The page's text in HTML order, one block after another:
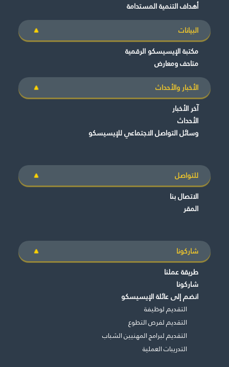
أهداف التنمية المستدامة
البيانات
مكتبة الإيسيسكو الرقمية
متاحف ومعارض
الأخبار والأحداث
آخر الأخبار
الأحداث
وسائل التواصل الاجتماعي للإيسيسكو
للتواصل
الاتصال بنا
المقر
شاركونا
طريقة عملنا
شاركونا
انضم إلى عائلة الإيسيسكو
التقديم لوظيفة
التقديم لفرص التطوع
التقديم لبرامج المهنيين الشباب
التدريبات العملية